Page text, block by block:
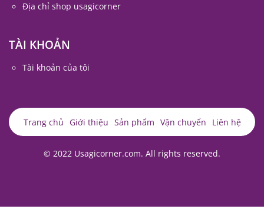
Địa chỉ shop usagicorner
TÀI KHOẢN
Tài khoản của tôi
Trang chủ Giới thiệu Sản phẩm Vận chuyển Liên hệ
© 2022 Usagicorner.com. All rights reserved.